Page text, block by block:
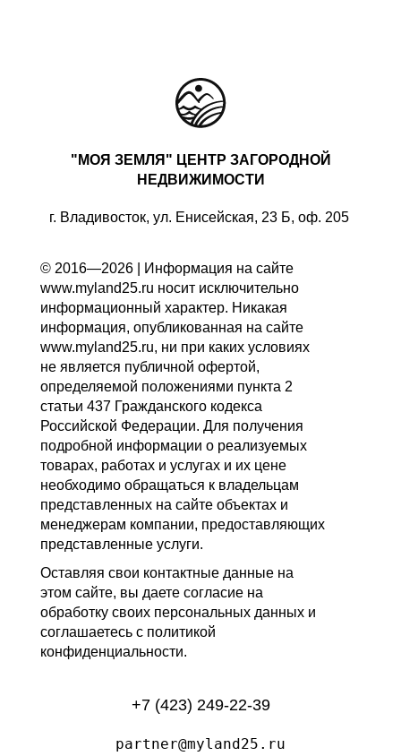
"МОЯ ЗЕМЛЯ" ЦЕНТР ЗАГОРОДНОЙ
НЕДВИЖИМОСТИ
г. Владивосток, ул. Енисейская, 23 Б, оф. 205
© 2016—2026 | Информация на сайте
www.myland25.ru носит исключительно
информационный характер. Никакая
информация, опубликованная на сайте
www.myland25.ru, ни при каких условиях
не является публичной офертой,
определяемой положениями пункта 2
статьи 437 Гражданского кодекса
Российской Федерации. Для получения
подробной информации о реализуемых
товарах, работах и услугах и их цене
необходимо обращаться к владельцам
представленных на сайте объектах и
менеджерам компании, предоставляющих
представленные услуги.
Оставляя свои контактные данные на
этом сайте, вы даете согласие на
обработку своих персональных данных и
соглашаетесь с политикой
конфиденциальности.
+7 (423) 249-22-39
partner@myland25.ru